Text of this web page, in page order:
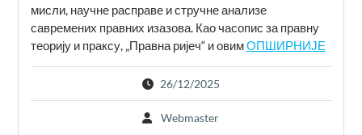
мисли, научне расправе и стручне анализе
савремених правних изазова. Као часопис за правну
теорију и праксу, „Правна ријеч“ и овимОПШИРНИЈЕ
26/12/2025
Webmaster